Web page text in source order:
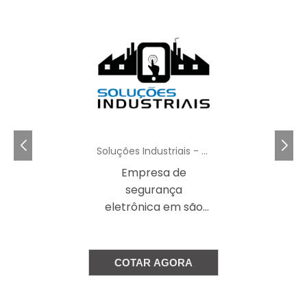
Soluções Industriais - AC
Empresa de
segurança
eletrônica em são
COTAR AGORA